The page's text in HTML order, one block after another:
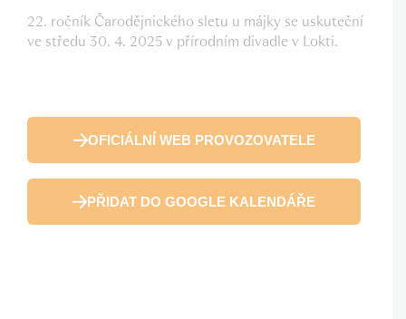
22. ročník Čarodějnického sletu u májky se uskuteční
ve středu 30. 4. 2025 v přírodním divadle v Lokti.
OFICIÁLNÍ WEB PROVOZOVATELE
PŘIDAT DO GOOGLE KALENDÁŘE